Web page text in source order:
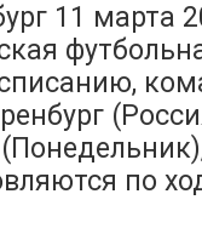
11 марта
по